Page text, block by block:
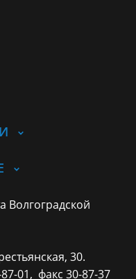
Волгоградской
30.
01, факс 30-87-37